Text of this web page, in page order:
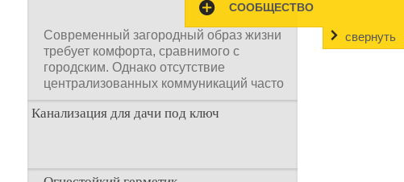
СООБЩЕСТВО
свернуть
Современный загородный образ жизни
требует комфорта, сравнимого с
городским. Однако отсутствие
централизованных коммуникаций часто
становится главным препятствием.
Многие владельцы ошибочно полагают,
Канализация для дачи под ключ